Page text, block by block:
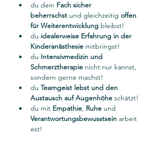
du dein Fach sicher
beherrschst und gleichzeitig offen
für Weiterentwicklung bleibst!
du idealerweise Erfahrung in der
Kinderanästhesie mitbringst!
du Intensivmedizin und
Schmerztherapie nicht nur kannst,
sondern gerne machst!
du Teamgeist lebst und den
Austausch auf Augenhöhe schätzt!
du mit Empathie, Ruhe und
Verantwortungsbewusstsein arbeit
est!